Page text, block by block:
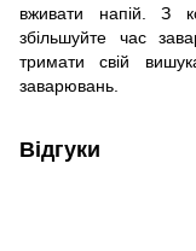
вживати напій. З
збільшуйте час
тримати свій
заварювань.
Відгуки